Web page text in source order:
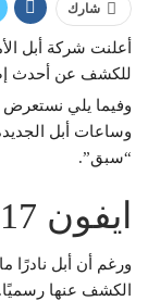
شارك
للكشف عن أحدث
وفيما يلي نستعرض
وساعات أبل
“سبق”.
ايفون 17
ورغم أن أبل نادرًا
الكشف عنها